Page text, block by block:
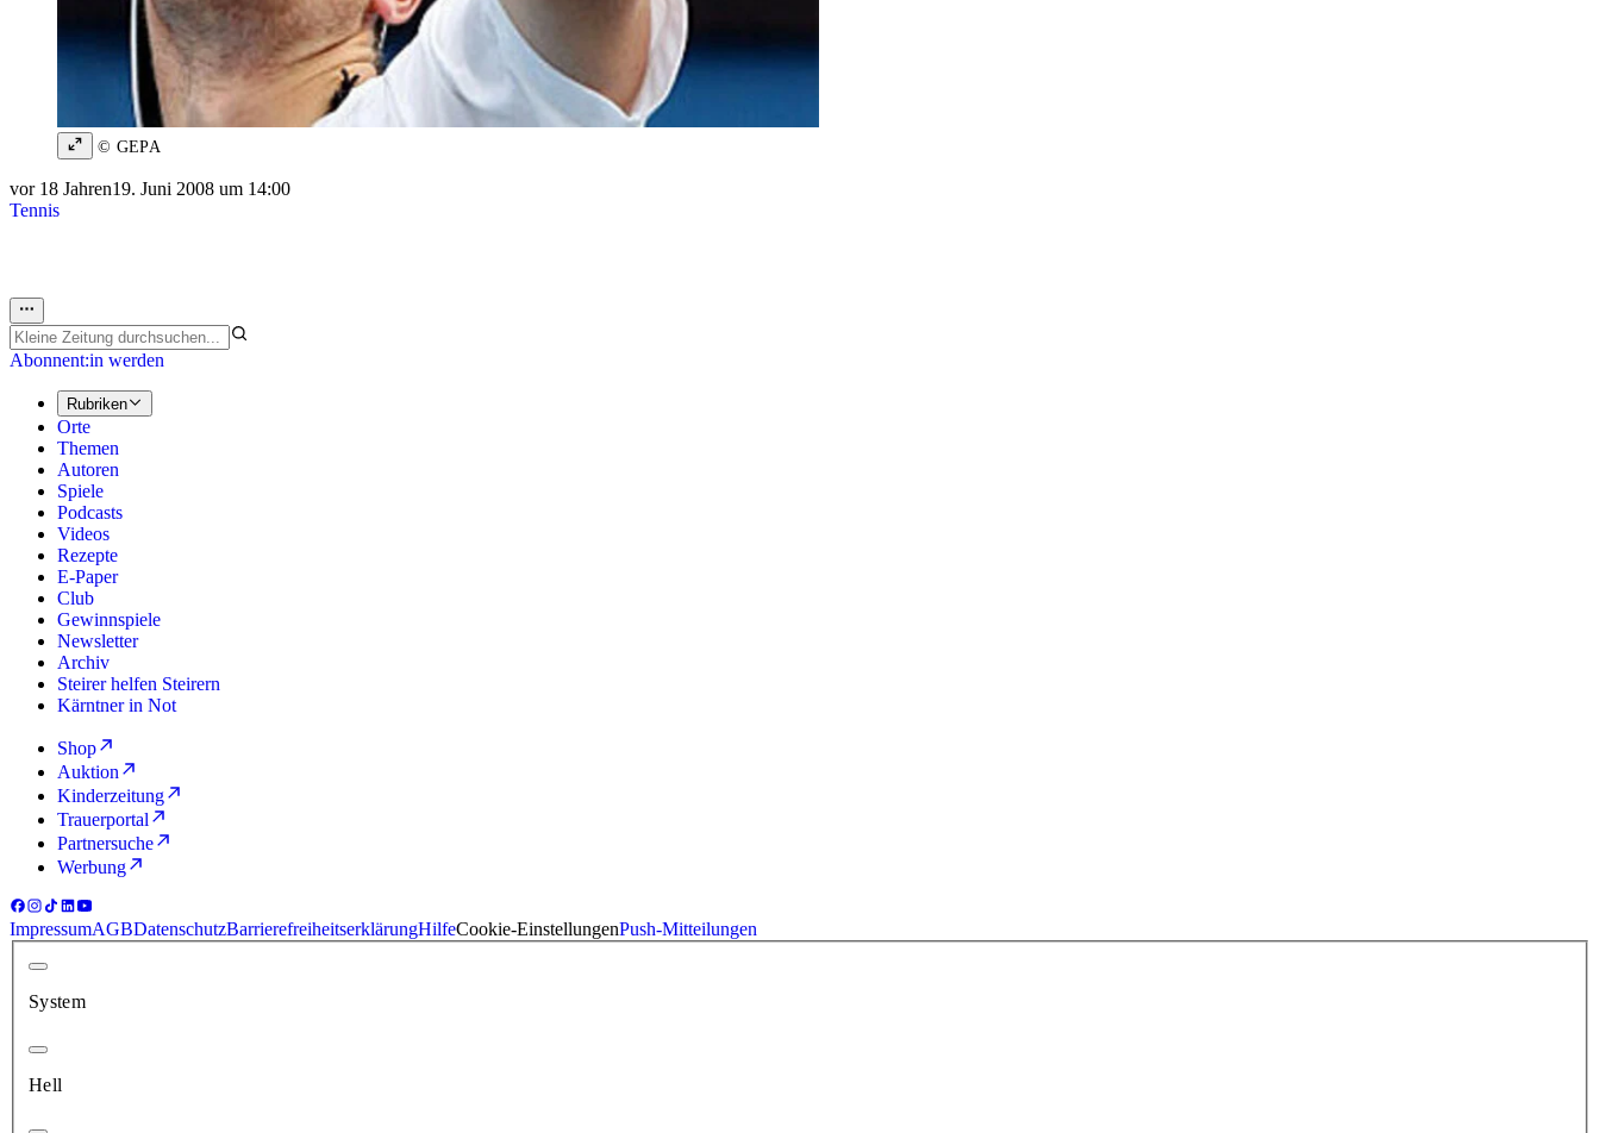
© GEPA
vor 18 Jahren19. Juni 2008 um 14:00
Tennis
Abonnent:in werden
Rubriken
Orte
Themen
Autoren
Spiele
Podcasts
Videos
Rezepte
E-Paper
Club
Gewinnspiele
Newsletter
Archiv
Steirer helfen Steirern
Kärntner in Not
Shop
Auktion
Kinderzeitung
Trauerportal
Partnersuche
Werbung
ImpressumAGBDatenschutzBarrierefreiheitserklärungHilfeCookie-EinstellungenPush-Mitteilungen
System
Hell